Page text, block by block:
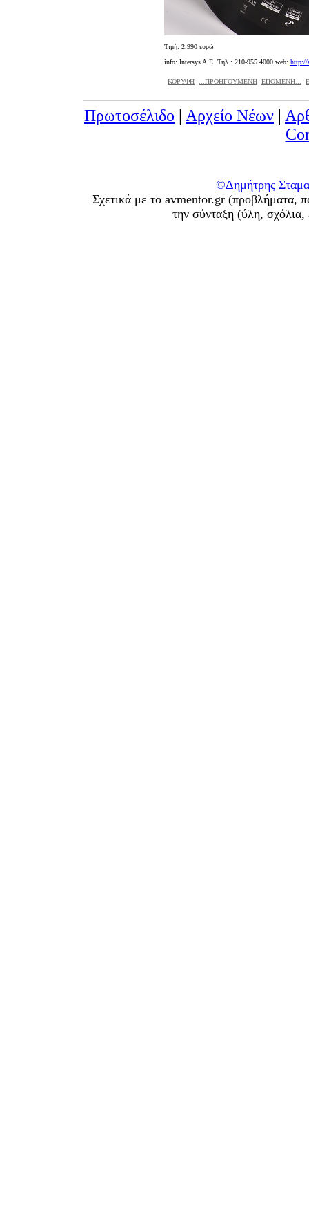
Tιμή: 2.990 ευρώ
info: Intersys A.E. Τηλ.: 210-955.4000 web: http://
ΚΟΡΥΦΗ ...ΠΡΟΗΓΟΥΜΕΝΗ ΕΠΟΜΕΝΗ...
Πρωτοσέλιδο | Αρχείο Νέων |
©Δημήτρης
Σχετικά με το avmentor.gr (προβλήματα,
την σύνταξη (ύλη,